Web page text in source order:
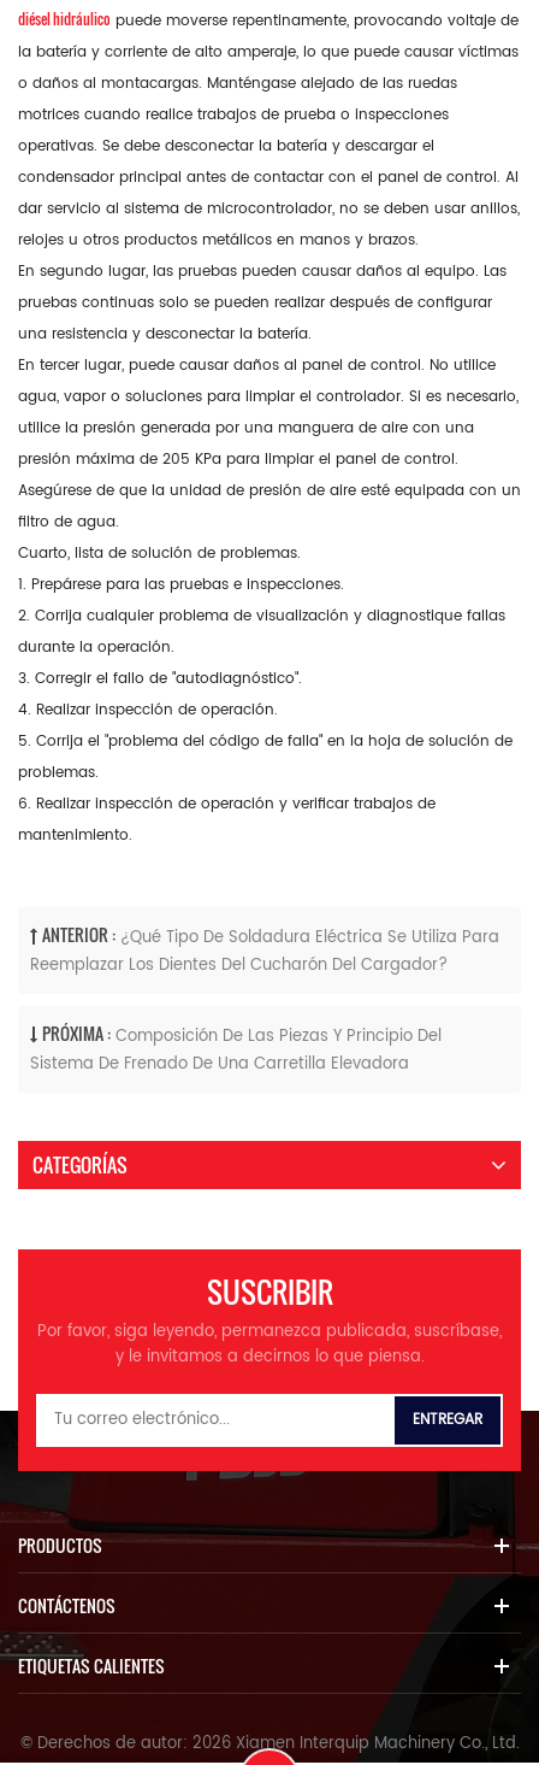
diésel hidráulico puede moverse repentinamente, provocando voltaje de
la batería y corriente de alto amperaje, lo que puede causar víctimas
o daños al montacargas. Manténgase alejado de las ruedas
motrices cuando realice trabajos de prueba o inspecciones
operativas. Se debe desconectar la batería y descargar el
condensador principal antes de contactar con el panel de control. Al
dar servicio al sistema de microcontrolador, no se deben usar anillos,
relojes u otros productos metálicos en manos y brazos.
En segundo lugar, las pruebas pueden causar daños al equipo. Las
pruebas continuas solo se pueden realizar después de configurar
una resistencia y desconectar la batería.
En tercer lugar, puede causar daños al panel de control. No utilice
agua, vapor o soluciones para limpiar el controlador. Si es necesario,
utilice la presión generada por una manguera de aire con una
presión máxima de 205 KPa para limpiar el panel de control.
Asegúrese de que la unidad de presión de aire esté equipada con un
filtro de agua.
Cuarto, lista de solución de problemas.
1. Prepárese para las pruebas e inspecciones.
2. Corrija cualquier problema de visualización y diagnostique fallas
durante la operación.
3. Corregir el fallo de "autodiagnóstico".
4. Realizar inspección de operación.
5. Corrija el "problema del código de falla" en la hoja de solución de
problemas.
6. Realizar inspección de operación y verificar trabajos de
mantenimiento.
ANTERIOR : ¿Qué Tipo De Soldadura Eléctrica Se Utiliza Para
Reemplazar Los Dientes Del Cucharón Del Cargador?
PRÓXIMA :Composición De Las Piezas Y Principio Del
Sistema De Frenado De Una Carretilla Elevadora
CATEGORÍAS
SUSCRIBIR
Por favor, siga leyendo, permanezca publicada, suscríbase,
y le invitamos a decirnos lo que piensa.
PRODUCTOS
CONTÁCTENOS
ETIQUETAS CALIENTES
© Derechos de autor: 2026 Xiamen Interquip Machinery Co., Ltd.